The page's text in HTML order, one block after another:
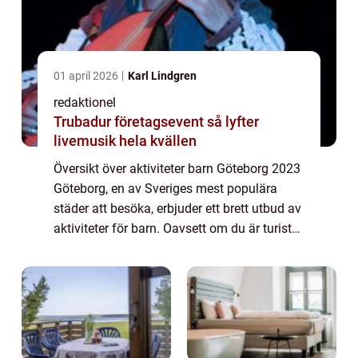
01 april 2026 Karl Lindgren
redaktionel
Trubadur företagsevent så lyfter
livemusik hela kvällen
Översikt över aktiviteter barn Göteborg 2023
Göteborg, en av Sveriges mest populära
städer att besöka, erbjuder ett brett utbud av
aktiviteter för barn. Oavsett om du är turist
barn i Göteborg år 2023. Stade...